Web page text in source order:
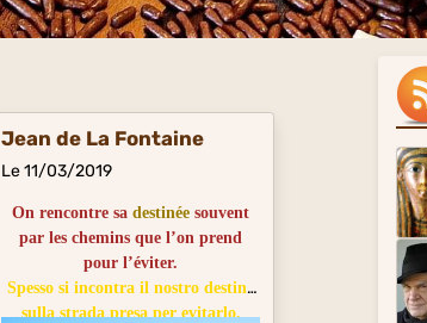
Jean de La Fontaine
Le 11/03/2019
On rencontre sadestinée souvent
par les chemins que l’on prend
pour l’éviter.
Spesso si incontra il nostro destino
sulla strada presa per evitarlo.